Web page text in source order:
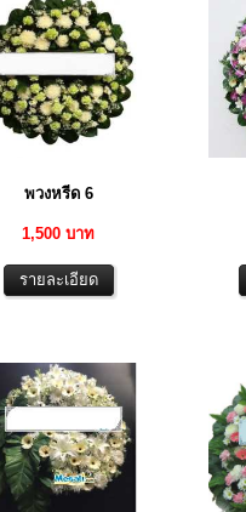
พวงหรีด 6
1,500 บาท